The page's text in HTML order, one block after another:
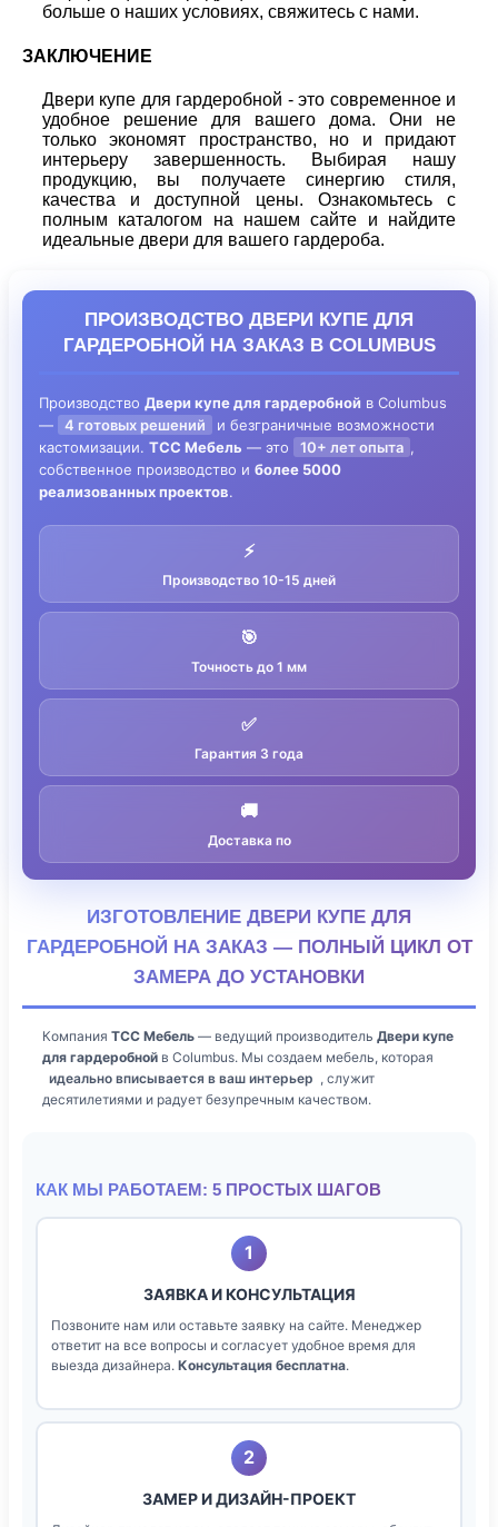
больше о наших условиях, свяжитесь с нами.
ЗАКЛЮЧЕНИЕ
Двери купе для гардеробной - это современное и
удобное решение для вашего дома. Они не
только экономят пространство, но и придают
интерьеру завершенность. Выбирая нашу
продукцию, вы получаете синергию стиля,
качества и доступной цены. Ознакомьтесь с
полным каталогом на нашем сайте и найдите
идеальные двери для вашего гардероба.
ПРОИЗВОДСТВО ДВЕРИ КУПЕ ДЛЯ
ГАРДЕРОБНОЙ НА ЗАКАЗ В COLUMBUS
Производство Двери купе для гардеробной в Columbus
—
4 готовых решений
и безграничные возможности
кастомизации. ТСС Мебель — это 10+ лет опыта ,
собственное производство и более 5000
реализованных проектов.
⚡
Производство 10-15 дней
🎯
Точность до 1 мм
✅
Гарантия 3 года
🚚
Доставка по
ИЗГОТОВЛЕНИЕ ДВЕРИ КУПЕ ДЛЯ
ГАРДЕРОБНОЙ НА ЗАКАЗ — ПОЛНЫЙ ЦИКЛ ОТ
ЗАМЕРА ДО УСТАНОВКИ
Компания ТСС Мебель — ведущий производитель Двери купе
для гардеробной в Columbus. Мы создаем мебель, которая
идеально вписывается в ваш интерьер
, служит
десятилетиями и радует безупречным качеством.
КАК МЫ РАБОТАЕМ: 5 ПРОСТЫХ ШАГОВ
1
ЗАЯВКА И КОНСУЛЬТАЦИЯ
Позвоните нам или оставьте заявку на сайте. Менеджер
ответит на все вопросы и согласует удобное время для
выезда дизайнера. Консультация бесплатна.
2
ЗАМЕР И ДИЗАЙН-ПРОЕКТ